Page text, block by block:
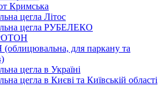
Кримська
цегла Літос
цегла РУБЕЛЕКО
для паркану та
цегла в Україні
цегла в Києві та Київській області